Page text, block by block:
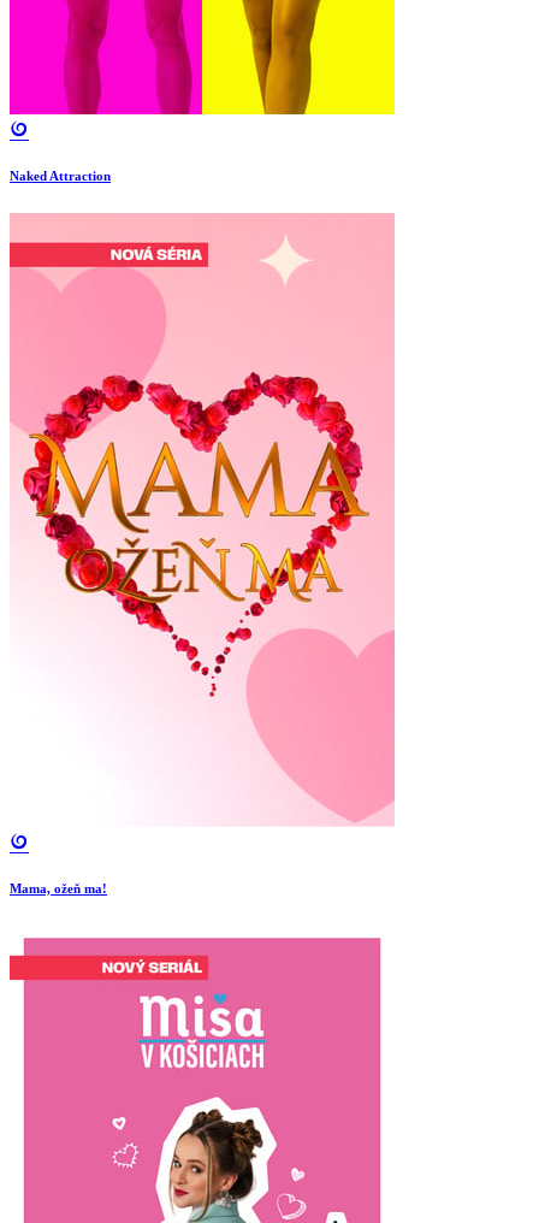
Naked Attraction
Mama, ožeň ma!